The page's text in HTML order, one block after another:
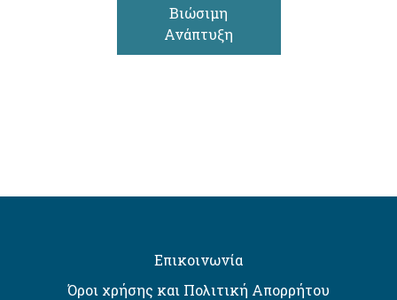
Βιώσιμη
Ανάπτυξη
Επικοινωνία
Όροι χρήσης και Πολιτική Απορρήτου